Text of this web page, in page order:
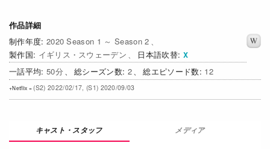
Watchlist
過去の配信終了作品
Get Freaxフォーラム
Netflixコース別料金プラン
作品詳細
2020 Season 1 ～ Season 2
イギリス・スウェーデン
日本語吹替
50
2 12
(S2) 2022/02/17, (S1) 2020/09/03
メディア